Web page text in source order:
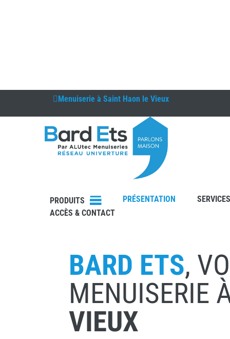
Menuiserie à Saint Haon le Vieux
PRODUITS PRÉSENTATION
SERVICES
ACCÈS & CONTACT
BARD ETS,
MENUISERIE
VIEUX